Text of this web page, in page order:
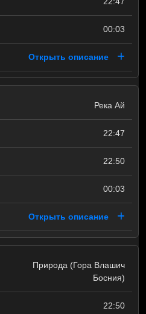
00:03
Открыть описание
Река Ай
22:47
22:50
00:03
Открыть описание
Природа (Гора Влашич
Босния)
22:50